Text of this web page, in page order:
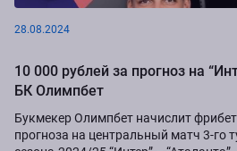
28.08.2024
10 000 рублей за прогноз на
БК Олимпбет
Букмекер Олимпбет начислит
прогноза на центральный матч 3-го